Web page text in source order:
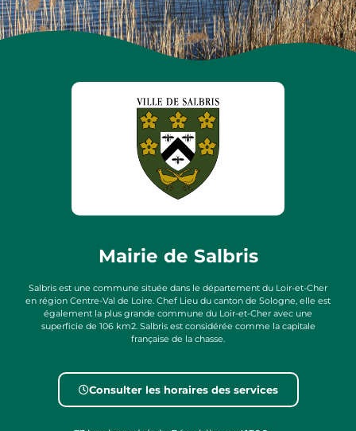
Mairie de Salbris
Salbris est une commune située dans le département du Loir-et-Cher
en région Centre-Val de Loire. Chef Lieu du canton de Sologne, elle est
également la plus grande commune du Loir-et-Cher avec une
superficie de 106 km2. Salbris est considérée comme la capitale
française de la chasse.
Consulter les horaires des services